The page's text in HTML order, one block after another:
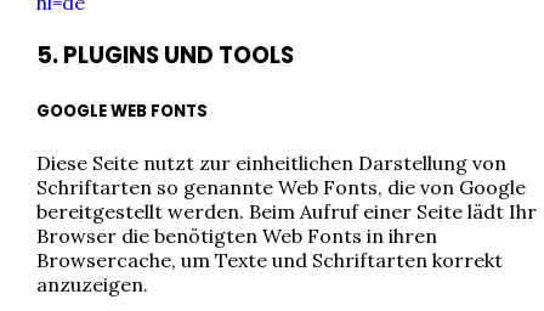
5. PLUGINS UND TOOLS
GOOGLE WEB FONTS
Diese Seite nutzt zur einheitlichen Darstellung von
Schriftarten so genannte Web Fonts, die von Google
bereitgestellt werden. Beim Aufruf einer Seite lädt Ihr
Browser die benötigten Web Fonts in ihren
Browsercache, um Texte und Schriftarten korrekt
anzuzeigen.